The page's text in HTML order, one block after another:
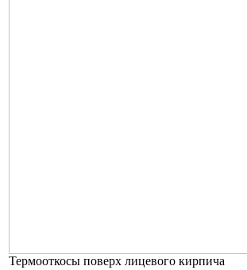
Термооткосы поверх лицевого кирпича